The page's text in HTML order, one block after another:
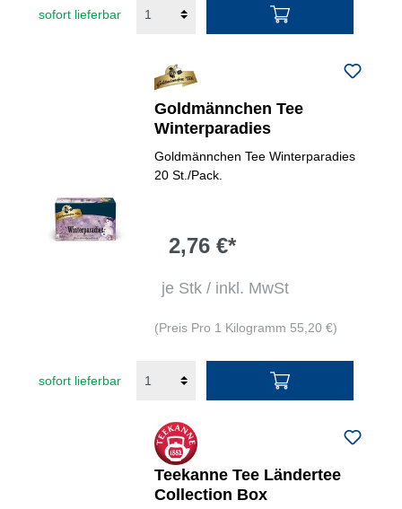
sofort lieferbar
Goldmännchen Tee
Winterparadies
Goldmännchen Tee Winterparadies
20 St./Pack.
2,76 €*
je Stk / inkl. MwSt
(Preis Pro 1 Kilogramm 55,20 €)
sofort lieferbar
Teekanne Tee Ländertee
Collection Box